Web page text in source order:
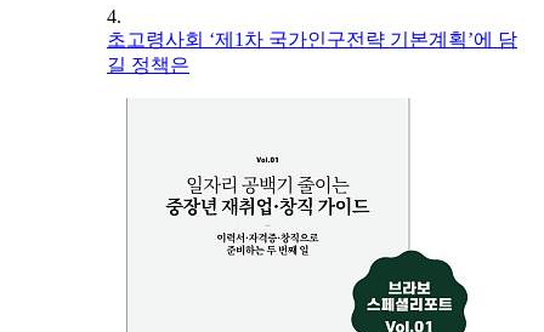
4.
초고령사회 ‘제1차 국가인구전략 기본계획’에 담
길 정책은